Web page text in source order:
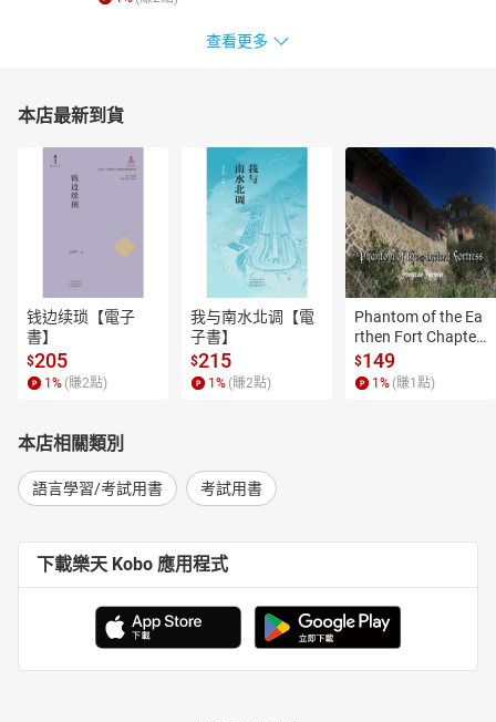
查看更多
本店最新到貨
钱边续琐【電子
書】
$205
1 % (賺2點)
我与南水北调【電
子書】
$215
1 % (賺2點)
Phantom of the Ea
rthen Fort Chapter
4【有聲書】
$149
1 % (賺1 點)
本店相關類別
語言學習/考試用書 考試用書
下載樂天 Kobo 應用程式